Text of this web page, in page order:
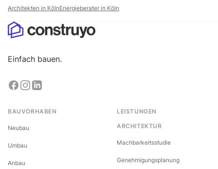
Architekten in KölnEnergieberater in Köln
Einfach bauen.
BAUVORHABEN
Neubau
Umbau
Anbau
LEISTUNGEN
ARCHITEKTUR
Machbarkeitsstudie
Genehmigungsplanung